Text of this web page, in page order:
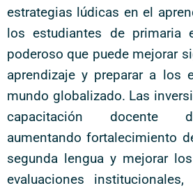
estrategias lúdicas en el
los estudiantes de primaria
poderoso que puede mejorar
aprendizaje y preparar a los
mundo globalizado. Las
capacitación docente
aumentando fortalecimiento
segunda lengua y mejorar
evaluaciones